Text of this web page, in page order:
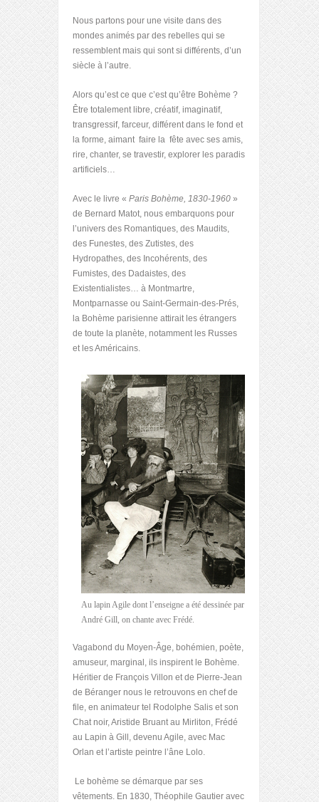
Nous partons pour une visite dans des
mondes animés par des rebelles qui se
ressemblent mais qui sont si différents, d’un
siècle à l’autre.
Alors qu’est ce que c’est qu’être Bohème ?
Être totalement libre, créatif, imaginatif,
transgressif, farceur, différent dans le fond et
la forme, aimant faire la fête avec ses amis,
rire, chanter, se travestir, explorer les paradis
artificiels…
Avec le livre « Paris Bohème, 1830-1960 »
de Bernard Matot, nous embarquons pour
l’univers des Romantiques, des Maudits,
des Funestes, des Zutistes, des
Hydropathes, des Incohérents, des
Fumistes, des Dadaistes, des
Existentialistes… à Montmartre,
Montparnasse ou Saint-Germain-des-Prés,
la Bohème parisienne attirait les étrangers
de toute la planète, notamment les Russes
et les Américains.
Au lapin Agile dont l’enseigne a été dessinée par
André Gill, on chante avec Frédé.
Vagabond du Moyen-Âge, bohémien, poète,
amuseur, marginal, ils inspirent le Bohème.
Héritier de François Villon et de Pierre-Jean
de Béranger nous le retrouvons en chef de
file, en animateur tel Rodolphe Salis et son
Chat noir, Aristide Bruant au Mirliton, Frédé
au Lapin à Gill, devenu Agile, avec Mac
Orlan et l’artiste peintre l’âne Lolo.
Le bohème se démarque par ses
vêtements. En 1830, Théophile Gautier avec